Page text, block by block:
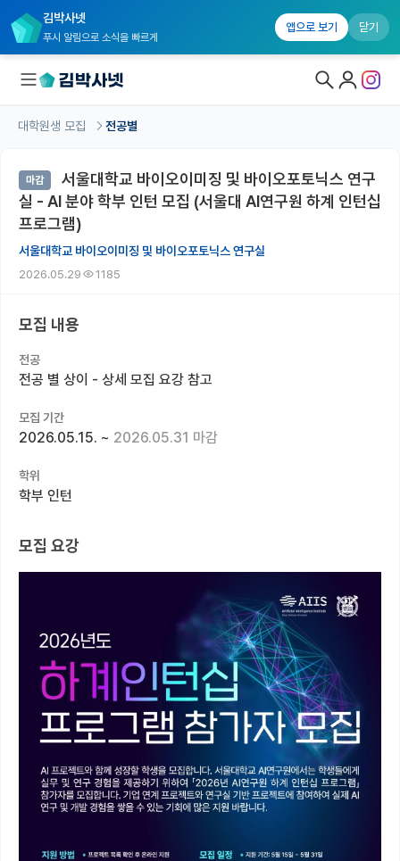
김박사넷
푸시 알림으로 소식을 빠르게
앱으로 보기 닫기
대학원생 모집 홈
기관별 모집 정보
연구실별 모집 정보
지역별 모집 정보
국내대학원 정보
커뮤니티
커리어
유학교육
이벤트
반도체 아카데미
대학원생 모집 전공별
마감
서울대학교 바이오이미징 및 바이오포토닉스 연구
실 - AI 분야 학부 인턴 모집 (서울대 AI연구원 하계 인턴십
프로그램)
서울대학교 바이오이미징 및 바이오포토닉스 연구실
2026.05.29 1185
모집 내용
전공
전공 별 상이 - 상세 모집 요강 참고
모집 기간
2026.05.15. ~ 2026.05.31 마감
학위
학부 인턴
모집 요강